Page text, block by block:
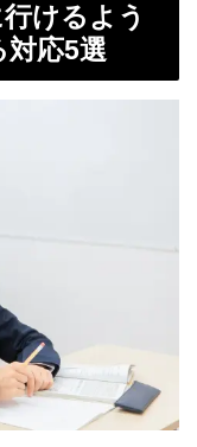
けるよう
対応5選